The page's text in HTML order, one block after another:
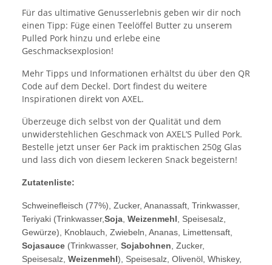
Für das ultimative Genusserlebnis geben wir dir noch
einen Tipp: Füge einen Teelöffel Butter zu unserem
Pulled Pork hinzu und erlebe eine
Geschmacksexplosion!
Mehr Tipps und Informationen erhältst du über den QR
Code auf dem Deckel. Dort findest du weitere
Inspirationen direkt von AXEL.
Überzeuge dich selbst von der Qualität und dem
unwiderstehlichen Geschmack von AXEL’S Pulled Pork.
Bestelle jetzt unser 6er Pack im praktischen 250g Glas
und lass dich von diesem leckeren Snack begeistern!
Zutatenliste:
Schweinefleisch (77%), Zucker, Ananassaft, Trinkwasser,
Teriyaki (Trinkwasser,Soja, Weizenmehl, Speisesalz,
Gewürze), Knoblauch, Zwiebeln, Ananas, Limettensaft,
Sojasauce (Trinkwasser, Sojabohnen, Zucker,
Speisesalz, Weizenmehl), Speisesalz, Olivenöl, Whiskey,